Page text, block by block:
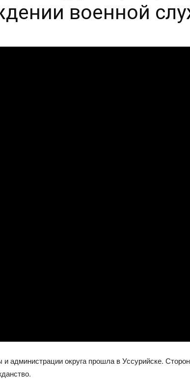
военной
администрации округа прошла в Уссурийске.